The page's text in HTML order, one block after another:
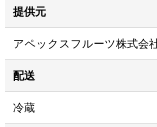
提供元
アペックスフルーツ株式会
配送
冷蔵